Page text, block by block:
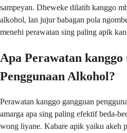
sampeyan. Dheweke dilatih kanggo
alkohol, lan jujur ​​babagan pola
menehi perawatan sing paling apik
Apa Perawatan kanggo
Penggunaan Alkohol?
Perawatan kanggo gangguan
amarga apa sing paling efektif beda-
wong liyane. Kabare apik yaiku akeh